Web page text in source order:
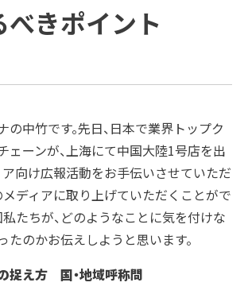
例
会社概要
プラップグル
主な活動例
情報
言
Contact
べきポイント
の中竹です。先日、日本で業界トップク
ェーンが、上海にて中国大陸1号店を出
ア向け広報活動をお手伝いさせていただ
メディアに取り上げていただくことがで
私たちが、どのようなことに気を付けな
たのかお伝えしようと思います。
捉え方 国・地域呼称問